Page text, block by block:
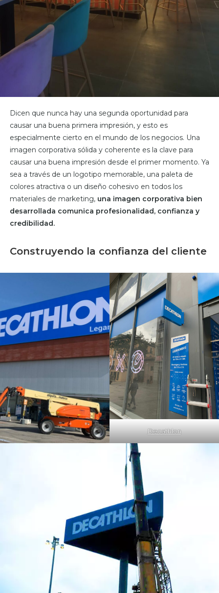
Dicen que nunca hay una segunda oportunidad para
causar una buena primera impresión, y esto es
especialmente cierto en el mundo de los negocios. Una
imagen corporativa sólida y coherente es la clave para
causar una buena impresión desde el primer momento. Ya
sea a través de un logotipo memorable, una paleta de
colores atractiva o un diseño cohesivo en todos los
materiales de marketing, una imagen corporativa bien
desarrollada comunica profesionalidad, confianza y
credibilidad.
Construyendo la confianza del cliente
Decathlon